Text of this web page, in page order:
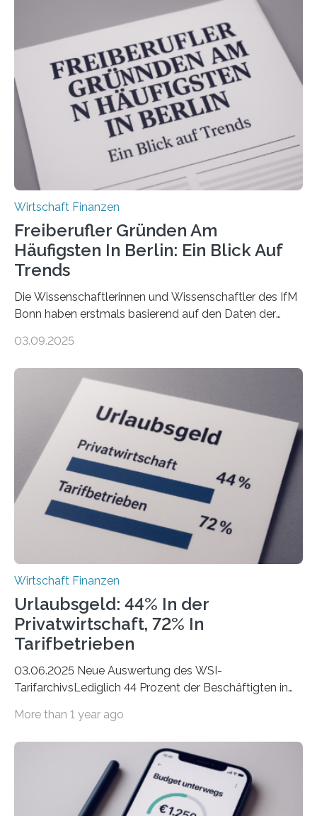
Bundesverbands Deutscher Versicherungskaufleute e.V.
durchgeführt haben. Die Studie basiert auf den
Antworten von 1.440 selbstständigen
Versicherungsvertreter*innen und -makler*innen. Ein
Ergebnis: Deutlich mehr als die Hälfte der Befragten ist
über 50 Jahre alt und wird in den nächsten Jahren eine
Nachfolgeregelung benötigen. Aber nur ein Drittel hat
bereits Regelungen…
Wirtschaft Finanzen
Freiberufler Gründen Am
Häufigsten In Berlin: Ein Blick Auf
Trends
Die Wissenschaftlerinnen und Wissenschaftler des IfM
Bonn haben erstmals basierend auf den Daten der
Landkreise mit den meisten Gründungen von
ist demnach Berlin. Betrachtet man nur die Gründungen
der Freiberuflerinnen, so liegt Leipzig an der Spitze. In
Berlin starteten in 2024 die meisten Personen in eine
eigene freiberufliche Existenz, dahinter folgten die
Städte Hamburg, München und Köln. Betrachtet man
hingegen die Existenzgründungsintensität – die Anzahl
der freiberuflichen Gründungen je…
03.09.2025
Wirtschaft Finanzen
Urlaubsgeld: 44% In der
Privatwirtschaft, 72% In
Tarifbetrieben
03.06.2025 Neue Auswertung des WSI-
TarifarchivsLediglich 44 Prozent der Beschäftigten in
tarifgebundenen Betrieben ist der Anteil mit 72 Prozent
Unterkünfte fast überall deutlich teurer geworden. Für
viele Beschäftigte ist deshalb das zumeist im Juni oder
Juli ausgezahlte Urlaubsgeld ein wichtiger Faktor, um
sich den wohlverdienten Jahresurlaub leisten zu
More than 1 year ago